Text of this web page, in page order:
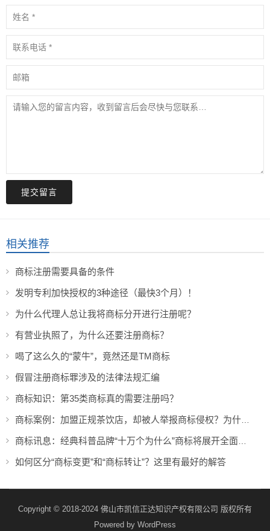
提交留言
相关推荐
商标注册需要具备的条件
发明专利加快授权的3种途径（最快3个月）！
为什么代理人总让我将商标分开进行注册呢？
有营业执照了，为什么还要注册商标？
喝了这么久的“蒙牛”，竟然还是TM商标
假冒注册商标罪涉及的法律法规汇编
商标知识：第35类商标真的需要注册吗？
如何区分“商标变更”和“商标转让”？这里有最好的解答
Copyright © 2018-2024 佛山市凯信正达知识产权有限公司 版权所有
Powered by WordPress